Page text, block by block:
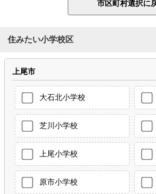
住みたい小学校区
上尾市
大石北小学校
芝川小学校
上尾小学校
原市小学校